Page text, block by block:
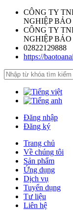
CÔNG TY
NGHIỆP
CÔNG TY
NGHIỆP
02822129888
https://
Đăng nhập
Đăng ký
Trang chủ
Về chúng tôi
Sản phẩm
Ứng dụng
Dịch vụ
Tuyển dụng
Tư liệu
Liên hệ